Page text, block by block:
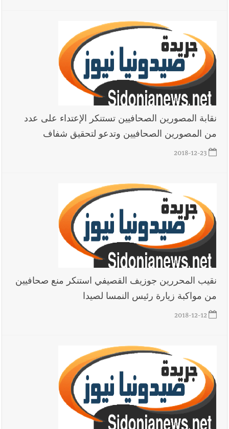
نقابة المصورين الصحافيين تستنكر الإعتداء على عدد
من المصورين الصحافيين وتدعو لتحقيق شفاف
2018-12-23
نقيب المحررين جوزيف القصيفي استنكر منع صحافيين
من مواكبة زيارة رئيس النمسا لصيدا
2018-12-12